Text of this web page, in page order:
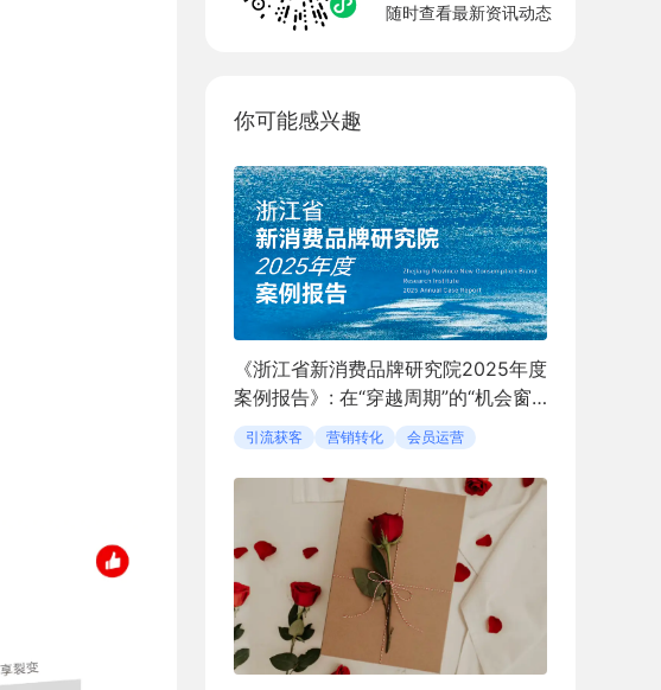
随时查看最新资讯动态
你可能感兴趣
《浙江省新消费品牌研究院2025年度
案例报告》: 在“穿越周期”的“机会窗
口”中定义新消费
引流获客 营销转化 会员运营